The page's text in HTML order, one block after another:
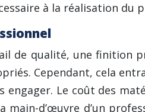
à la réalisation
de qualité, une finition
Cependant, cela
engager. Le coût des
main-d’œuvre d’un